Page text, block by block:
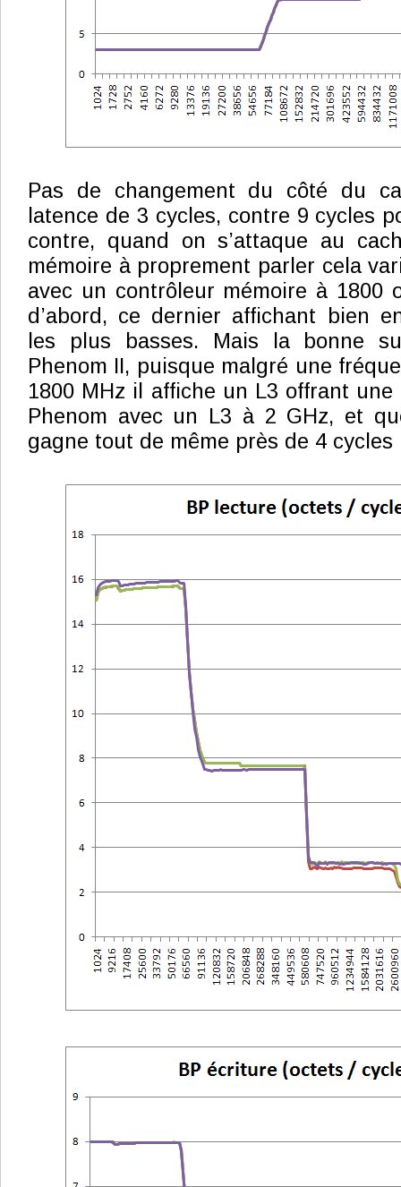
Pas de changement du côté du
latence de 3 cycles, contre 9 cycles
contre, quand on s’attaque au
mémoire à proprement parler cela
avec un contrôleur mémoire à 1800
d’abord, ce dernier affichant bien
les plus basses. Mais la bonne
Phenom II, puisque malgré une
1800 MHz il affiche un L3 offrant
Phenom avec un L3 à 2 GHz, et
gagne tout de même près de 4 cycles